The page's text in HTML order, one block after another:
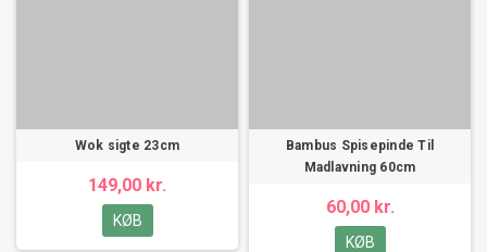
Wok sigte 23cm
149,00 kr.
KØB
Bambus Spisepinde Til
Madlavning 60cm
60,00 kr.
KØB